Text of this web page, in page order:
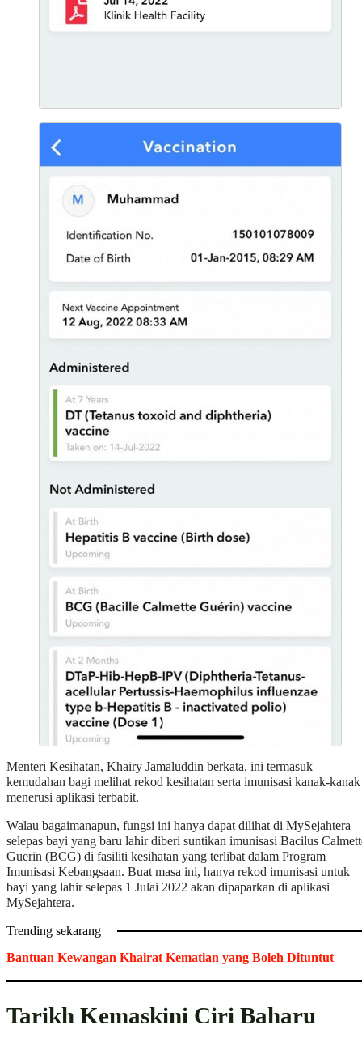
Menteri Kesihatan, Khairy Jamaluddin berkata, ini termasuk
kemudahan bagi melihat rekod kesihatan serta imunisasi kanak-kanak
menerusi aplikasi terbabit.
Walau bagaimanapun, fungsi ini hanya dapat dilihat di MySejahtera
selepas bayi yang baru lahir diberi suntikan imunisasi Bacilus
Guerin (BCG) di fasiliti kesihatan yang terlibat dalam Program
Imunisasi Kebangsaan. Buat masa ini, hanya rekod imunisasi untuk
bayi yang lahir selepas 1 Julai 2022 akan dipaparkan di aplikasi
MySejahtera.
Trending sekarang
Bantuan Kewangan Khairat Kematian yang Boleh Dituntut
Tarikh Kemaskini Ciri Baharu